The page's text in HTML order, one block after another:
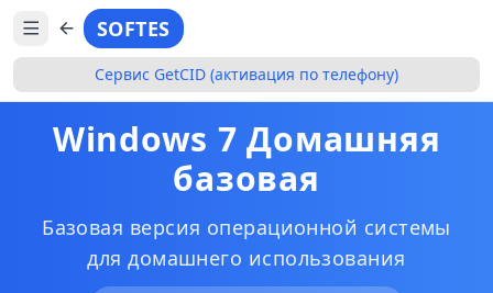
SOFTES
Сервис GetCID (активация по телефону)
Windows 7 Домашняя
базовая
Базовая версия операционной системы
для домашнего использования